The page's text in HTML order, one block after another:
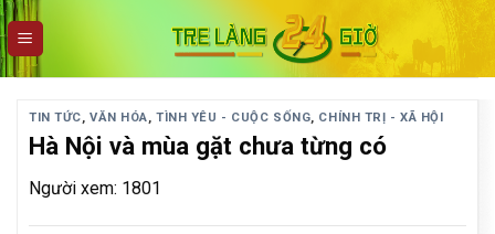
Skip
to
content
TIN TỨC,VĂN HÓA,TÌNH YÊU - CUỘC SỐNG, CHÍNH TRỊ - XÃ HỘI
Hà Nội và mùa gặt chưa từng có
Người xem: 1801